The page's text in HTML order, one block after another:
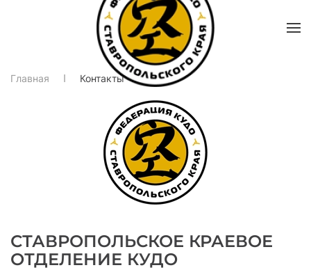
Главная Контакты
СТАВРОПОЛЬСКОЕ КРАЕВОЕ
ОТДЕЛЕНИЕ КУДО